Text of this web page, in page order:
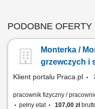
PODOBNE OFERTY
Monterka /
grzewczych i
Klient portalu Praca.pl
pracownik fizyczny /
pełny etat
107,00 zł